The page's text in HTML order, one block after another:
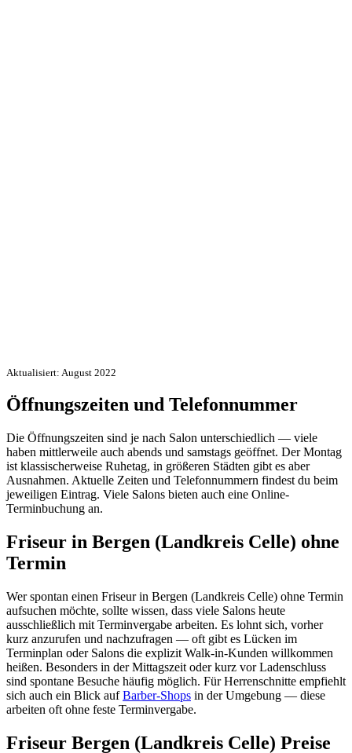
Aktualisiert: August 2022
Öffnungszeiten und Telefonnummer
Die Öffnungszeiten sind je nach Salon unterschiedlich — viele
haben mittlerweile auch abends und samstags geöffnet. Der Montag
ist klassischerweise Ruhetag, in größeren Städten gibt es aber
Ausnahmen. Aktuelle Zeiten und Telefonnummern findest du beim
jeweiligen Eintrag. Viele Salons bieten auch eine Online-
Terminbuchung an.
Friseur in Bergen (Landkreis Celle) ohne
Termin
Wer spontan einen Friseur in Bergen (Landkreis Celle) ohne Termin
aufsuchen möchte, sollte wissen, dass viele Salons heute
ausschließlich mit Terminvergabe arbeiten. Es lohnt sich, vorher
kurz anzurufen und nachzufragen — oft gibt es Lücken im
Terminplan oder Salons die explizit Walk-in-Kunden willkommen
heißen. Besonders in der Mittagszeit oder kurz vor Ladenschluss
sind spontane Besuche häufig möglich. Für Herrenschnitte empfiehlt
sich auch ein Blick aufBarber-Shops in der Umgebung — diese
arbeiten oft ohne feste Terminvergabe.
Friseur Bergen (Landkreis Celle) Preise